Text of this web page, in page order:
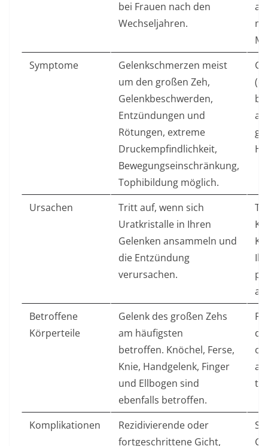
bei Frauen nach den
Wechseljahren.
Symptome
Gelenkschmerzen meist
um den großen Zeh,
Gelenkbeschwerden,
Entzündungen und
Rötungen, extreme
Druckempfindlichkeit,
Bewegungseinschränkung,
Tophibildung möglich.
Ursachen
Tritt auf, wenn sich
Uratkristalle in Ihren
Gelenken ansammeln und
die Entzündung
verursachen.
Betroffene
Körperteile
Gelenk des großen Zehs
am häufigsten
betroffen. Knöchel, Ferse,
Knie, Handgelenk, Finger
und Ellbogen sind
ebenfalls betroffen.
Komplikationen
Rezidivierende oder
fortgeschrittene Gicht,